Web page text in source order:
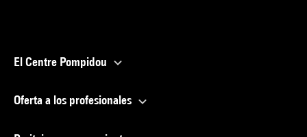
El Centre Pompidou
Oferta a los profesionales